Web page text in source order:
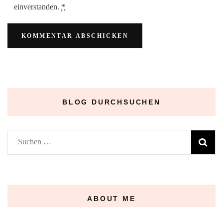
einverstanden. *
BLOG DURCHSUCHEN
Suchen
nach:
ABOUT ME